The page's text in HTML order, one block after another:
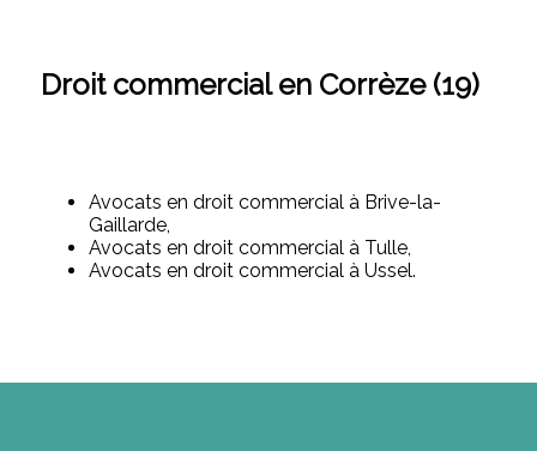
Droit commercial en Corrèze (19)
Avocats en droit commercial à Brive-la-
Gaillarde,
Avocats en droit commercial à Tulle,
Avocats en droit commercial à Ussel.